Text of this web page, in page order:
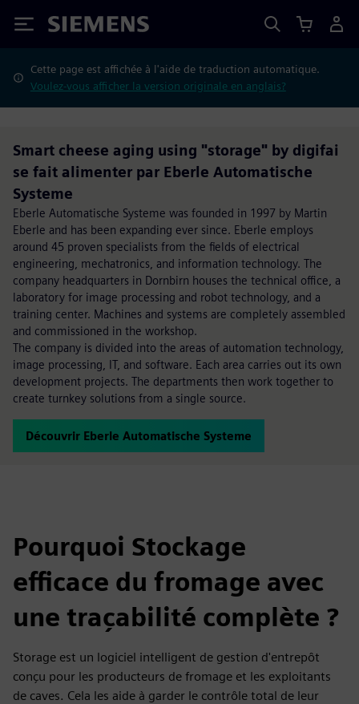
Siemens
Cette page est affichée à l'aide de traduction automatique.
Voulez-vous afficher la version originale en anglais?
Smart cheese aging using "storage" by digifai
se fait alimenter par Eberle Automatische
Systeme
Eberle Automatische Systeme was founded in 1997 by Martin
Eberle and has been expanding ever since. Eberle employs
around 45 proven specialists from the fields of electrical
engineering, mechatronics, and information technology. The
company headquarters in Dornbirn houses the technical office, a
laboratory for image processing and robot technology, and a
training center. Machines and systems are completely assembled
and commissioned in the workshop.
The company is divided into the areas of automation technology,
image processing, IT, and software. Each area carries out its own
development projects. The departments then work together to
create turnkey solutions from a single source.
Découvrir Eberle Automatische Systeme
Pourquoi Stockage
efficace du fromage avec
une traçabilité complète ?
Storage est un logiciel intelligent de gestion d'entrepôt
conçu pour les producteurs de fromage et les exploitants
de caves. Cela les aide à garder le contrôle total de leur